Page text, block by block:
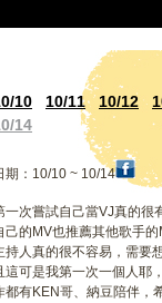
10 10/11 10/12
14
期：10/10 ~ 10/14
一次嘗試自己當VJ真的很
己的MV也推薦其他歌手
持人真的很不容易，需要
這可是我第一次一個人耶
都有KEN哥、納豆陪伴，